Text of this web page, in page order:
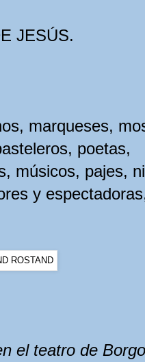
JESÚS.
marqueses,
poetas,
músicos, pajes,
y
el teatro de